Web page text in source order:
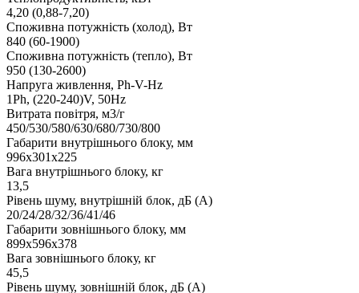
4,20 (0,88-7,20)
Споживна потужність (холод), Вт
840 (60-1900)
Споживна потужність (тепло), Вт
950 (130-2600)
Напруга живлення, Ph-V-Hz
1Ph, (220-240)V, 50Hz
Витрата повітря, м3/г
450/530/580/630/680/730/800
Габарити внутрішнього блоку, мм
996х301х225
Вага внутрішнього блоку, кг
13,5
Рівень шуму, внутрішній блок, дБ (А)
20/24/28/32/36/41/46
Габарити зовнішнього блоку, мм
899х596х378
Вага зовнішнього блоку, кг
45,5
Рівень шуму, зовнішній блок, дБ (А)